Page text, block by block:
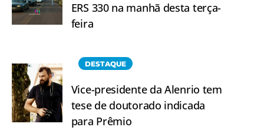
ERS 330 na manhã desta terça-
feira
DESTAQUE
Vice-presidente da Alenrio tem
tese de doutorado indicada
para Prêmio